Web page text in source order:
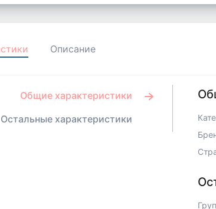
Описание
Общие характеристики
Остальные характеристики